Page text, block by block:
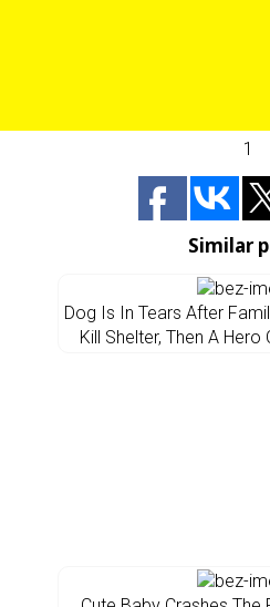
1
Similar
Dog Is In Tears After
Kill Shelter, Then A